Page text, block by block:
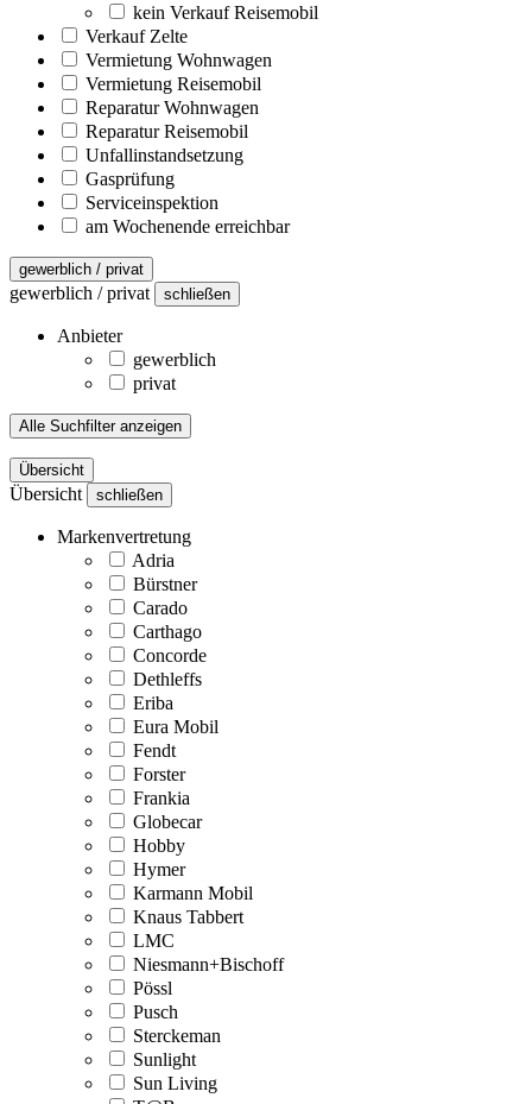
kein Verkauf Reisemobil
Verkauf Zelte
Vermietung Wohnwagen
Vermietung Reisemobil
Reparatur Wohnwagen
Reparatur Reisemobil
Unfallinstandsetzung
Gasprüfung
Serviceinspektion
am Wochenende erreichbar
gewerblich / privat
gewerblich / privat schließen
Anbieter
gewerblich
privat
Alle Suchfilter anzeigen
Übersicht
Übersicht schließen
Markenvertretung
Adria
Bürstner
Carado
Carthago
Concorde
Dethleffs
Eriba
Eura Mobil
Fendt
Forster
Frankia
Globecar
Hobby
Hymer
Karmann Mobil
Knaus Tabbert
LMC
Niesmann+Bischoff
Pössl
Pusch
Sterckeman
Sunlight
Sun Living